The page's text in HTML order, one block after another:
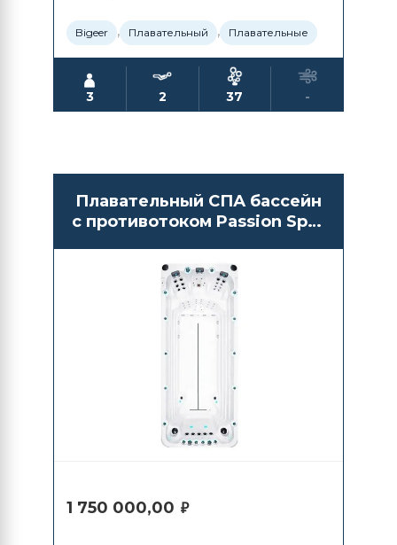
Bigeer , Плавательный , Плавательные
3 2 37 -
Плавательный СПА бассейн
с противотоком Passion Spas
1 750 000,00 ₽